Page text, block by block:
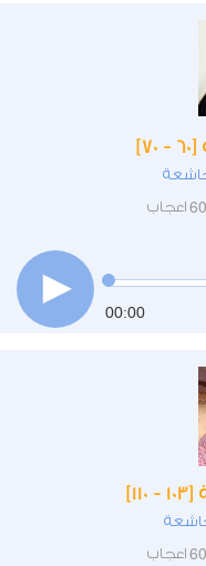
خاشعة
60 اعجاب
00:00
خاشعة
60 اعجاب